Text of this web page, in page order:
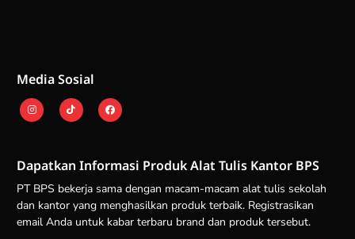
Media Sosial
Dapatkan Informasi Produk Alat Tulis Kantor BPS
PT BPS bekerja sama dengan macam-macam alat tulis sekolah
dan kantor yang menghasilkan produk terbaik. Registrasikan
email Anda untuk kabar terbaru brand dan produk tersebut.